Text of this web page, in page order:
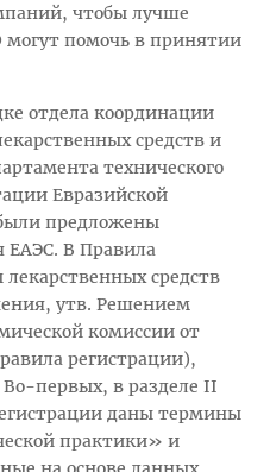
чтобы лучше
могут помочь в принятии
отдела координации
средств и
технического
Евразийской
предложены
ЕАЭС. В Правила
средств
утв. Решением
комиссии от
регистрации),
первых, в разделе II
даны термины
практики» и